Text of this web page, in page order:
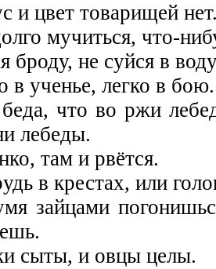
и цвет товарищей
мучиться, что-
броду, не суйся в
в ученье, легко в бою.
что во ржи
лебеды.
там и рвётся.
в крестах, или
зайцами
сыты, и овцы целы.